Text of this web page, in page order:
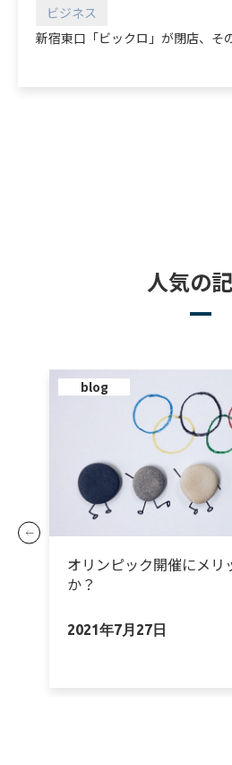
ビジネス
新宿東口「ビックロ」が閉店、そ
人気の
blog
オリンピック開催にメリ
か？
2021年7月27日